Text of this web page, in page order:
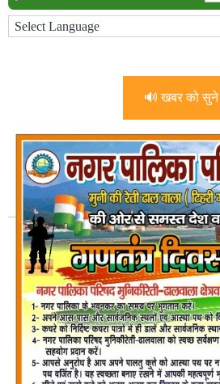
🔊 खबर को सुने